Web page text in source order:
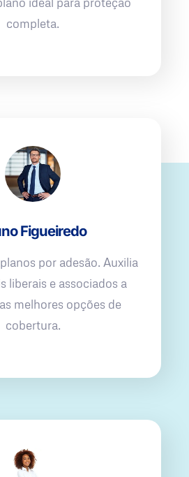
completa.
Figueiredo
por adesão. Auxilia
liberais e associados a
melhores opções de
cobertura.